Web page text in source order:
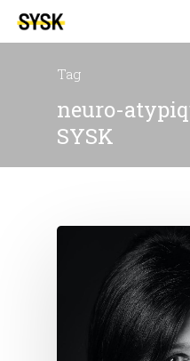
Tag
neuro-
SYSK